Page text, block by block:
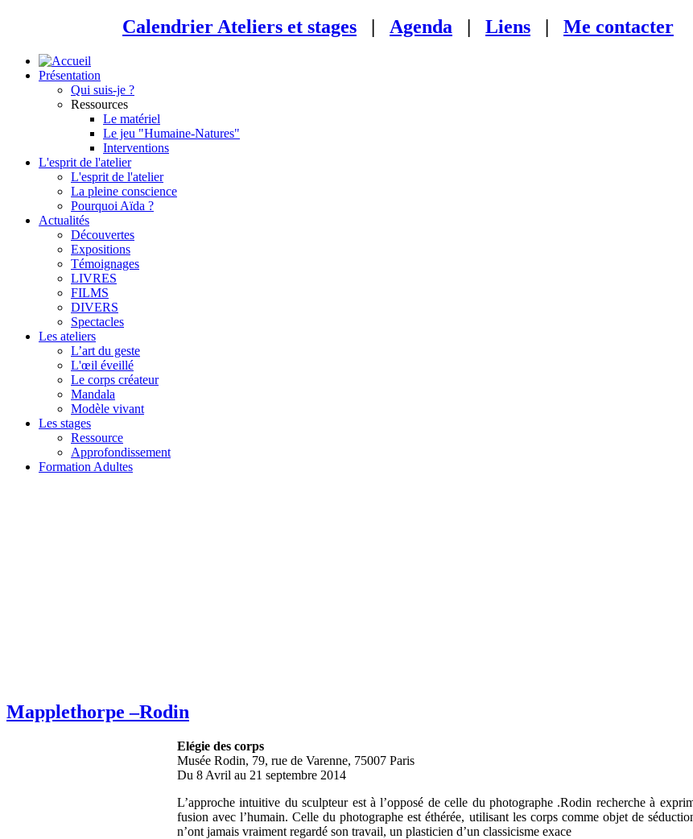
Calendrier Ateliers et stages | Agenda | Liens | Me contacter
Présentation
Qui suis-je ?
Ressources
Le matériel
Le jeu "Humaine-Natures"
Interventions
L'esprit de l'atelier
L'esprit de l'atelier
La pleine conscience
Pourquoi Aïda ?
Actualités
Découvertes
Expositions
Témoignages
LIVRES
FILMS
DIVERS
Spectacles
Les ateliers
L’art du geste
L'œil éveillé
Le corps créateur
Mandala
Modèle vivant
Les stages
Ressource
Approfondissement
Formation Adultes
Mapplethorpe –Rodin
Elégie des corps
Musée Rodin, 79, rue de Varenne, 75007 Paris
Du 8 Avril au 21 septembre 2014
L’approche intuitive du sculpteur est à l’opposé de celle du photographe .Rodin recherche à
fusion avec l’humain. Celle du photographe est éthérée, utilisant les corps comme objet de
n’ont jamais vraiment regardé son travail, un plasticien d’un classicisme exace